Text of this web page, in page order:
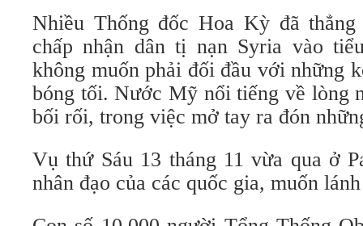
Nhiều Thống đốc Hoa Kỳ đã
chấp nhận dân tị nạn Syria vào
không muốn phải đối đầu với những
bóng tối. Nước Mỹ nổi tiếng về lòng
bối rối, trong việc mở tay ra đón
Vụ thứ Sáu 13 tháng 11 vừa qua ở
nhân đạo của các quốc gia, muốn